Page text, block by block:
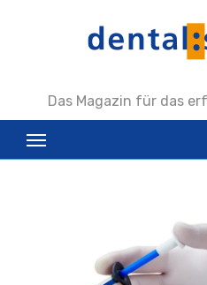
Das Magazin für das